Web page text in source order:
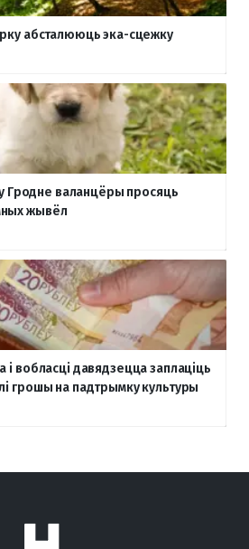
абсталююць эка-сцежку
у Гродне валанцёры просяць
жывёл
і вобласці давядзецца заплаціць
грошы на падтрымку культуры